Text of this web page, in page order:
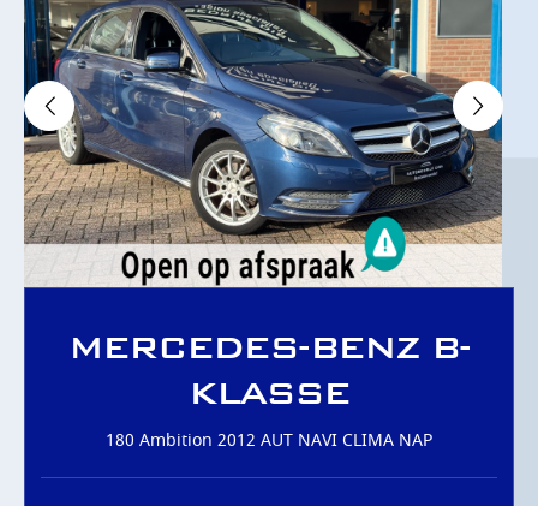
DIENSTEN
WERKPLAATS
OVER ONS
CONTACT
MERCEDES-BENZ B-
KLASSE
180 Ambition 2012 AUT NAVI CLIMA NAP